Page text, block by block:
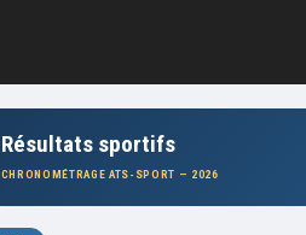
Résultats sportifs
CHRONOMÉTRAGE ATS-SPORT — 2026